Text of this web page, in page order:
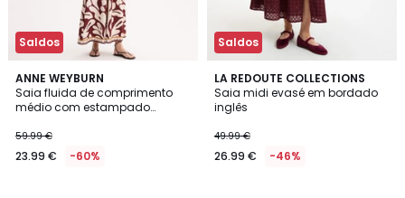
Saldos
ANNE WEYBURN
Saia fluida de comprimento
médio com estampado
59.99 €
23.99 € -60%
4,3
/ 5
Saldos
LA REDOUTE COLLECTIONS
Saia midi evasé em bordado
inglês
49.99 €
26.99 € -46%
4,8
/ 5